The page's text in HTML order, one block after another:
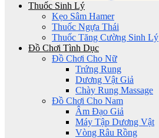
Thuốc Sinh Lý
Kẹo Sâm Hamer
Thuốc Ngựa Thái
Thuốc Tăng Cường Sinh Lý
Đồ Chơi Tình Dục
Đồ Chơi Cho Nữ
Trứng Rung
Dương Vật Giả
Chày Rung Massage
Đồ Chơi Cho Nam
Âm Đạo Giả
Máy Tập Dương Vật
Vòng Râu Rồng